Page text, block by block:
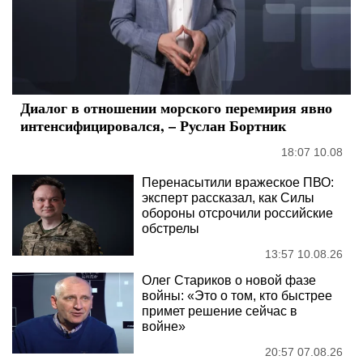
Диалог в отношении морского перемирия явно
интенсифицировался, – Руслан Бортник
18:07 10.08
Перенасытили вражеское ПВО:
эксперт рассказал, как Силы
обороны отсрочили российские
обстрелы
13:57 10.08.26
Олег Стариков о новой фазе
войны: «Это о том, кто быстрее
примет решение сейчас в
войне»
20:57 07.08.26